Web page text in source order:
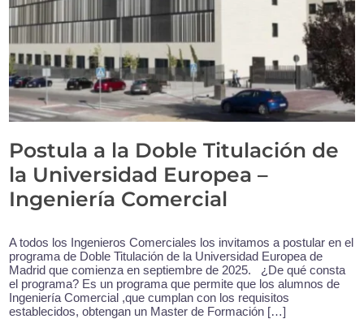
Postula a la Doble Titulación de
la Universidad Europea –
Ingeniería Comercial
A todos los Ingenieros Comerciales los invitamos a postular en el
programa de Doble Titulación de la Universidad Europea de
Madrid que comienza en septiembre de 2025. ¿De qué consta
el programa? Es un programa que permite que los alumnos de
Ingeniería Comercial ,que cumplan con los requisitos
establecidos, obtengan un Master de Formación […]